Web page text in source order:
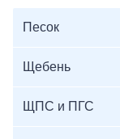
Песок
Щебень
ЩПС и ПГС